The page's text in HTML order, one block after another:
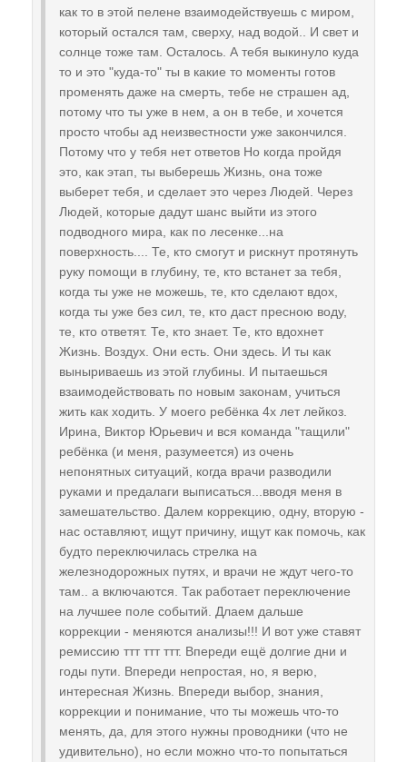
как то в этой пелене взаимодействуешь с миром,
который остался там, сверху, над водой.. И свет и
солнце тоже там. Осталось. А тебя выкинуло куда
то и это "куда-то" ты в какие то моменты готов
променять даже на смерть, тебе не страшен ад,
потому что ты уже в нем, а он в тебе, и хочется
просто чтобы ад неизвестности уже закончился.
Потому что у тебя нет ответов Но когда пройдя
это, как этап, ты выберешь Жизнь, она тоже
выберет тебя, и сделает это через Людей. Через
Людей, которые дадут шанс выйти из этого
подводного мира, как по лесенке...на
поверхность.... Те, кто смогут и рискнут протянуть
руку помощи в глубину, те, кто встанет за тебя,
когда ты уже не можешь, те, кто сделают вдох,
когда ты уже без сил, те, кто даст пресною воду,
те, кто ответят. Те, кто знает. Те, кто вдохнет
Жизнь. Воздух. Они есть. Они здесь. И ты как
выныриваешь из этой глубины. И пытаешься
взаимодействовать по новым законам, учиться
жить как ходить. У моего ребёнка 4х лет лейкоз.
Ирина, Виктор Юрьевич и вся команда "тащили"
ребёнка (и меня, разумеется) из очень
непонятных ситуаций, когда врачи разводили
руками и предалаги выписаться...вводя меня в
замешательство. Далем коррекцию, одну, вторую -
нас оставляют, ищут причину, ищут как помочь, как
будто переключилась стрелка на
железнодорожных путях, и врачи не ждут чего-то
там.. а включаются. Так работает переключение
на лучшее поле событий. Длаем дальше
коррекции - меняются анализы!!! И вот уже ставят
ремиссию ттт ттт ттт. Впереди ещё долгие дни и
годы пути. Впереди непростая, но, я верю,
интересная Жизнь. Впереди выбор, знания,
коррекции и понимание, что ты можешь что-то
менять, да, для этого нужны проводники (что не
удивительно), но если можно что-то попытаться